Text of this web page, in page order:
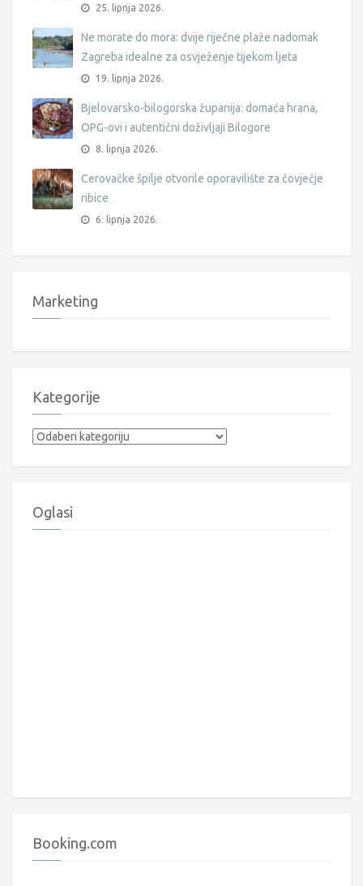
25. lipnja 2026.
Ne morate do mora: dvije riječne plaže nadomak
Zagreba idealne za osvježenje tijekom ljeta
19. lipnja 2026.
Bjelovarsko-bilogorska županija: domaća hrana,
OPG-ovi i autentični doživljaji Bilogore
8. lipnja 2026.
Cerovačke špilje otvorile oporavilište za čovječje
ribice
6. lipnja 2026.
Marketing
Kategorije
Kategorije
Oglasi
Booking.com